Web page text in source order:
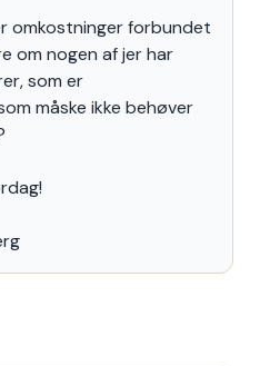
omkostninger forbundet
om nogen af jer har
som er
måske ikke behøver